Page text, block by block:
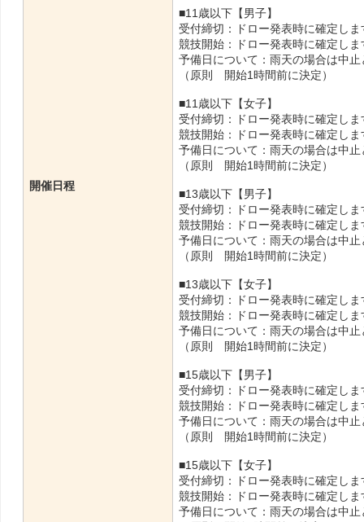
開催日程
■11歳以下【男子】
受付締切：ドロー発表時に確定し
競技開始：ドロー発表時に確定し
予備日について：雨天の場合は中止
（原則 開始1時間前に決定）
■11歳以下【女子】
受付締切：ドロー発表時に確定し
競技開始：ドロー発表時に確定し
予備日について：雨天の場合は中止
（原則 開始1時間前に決定）
■13歳以下【男子】
受付締切：ドロー発表時に確定し
競技開始：ドロー発表時に確定し
予備日について：雨天の場合は中止
（原則 開始1時間前に決定）
■13歳以下【女子】
受付締切：ドロー発表時に確定し
競技開始：ドロー発表時に確定し
予備日について：雨天の場合は中止
（原則 開始1時間前に決定）
■15歳以下【男子】
受付締切：ドロー発表時に確定し
競技開始：ドロー発表時に確定し
予備日について：雨天の場合は中止
（原則 開始1時間前に決定）
■15歳以下【女子】
受付締切：ドロー発表時に確定し
競技開始：ドロー発表時に確定し
予備日について：雨天の場合は中止